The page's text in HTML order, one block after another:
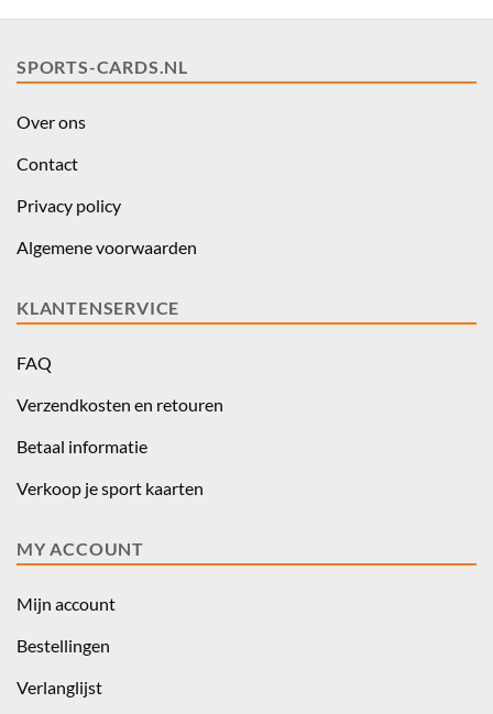
SPORTS-CARDS.NL
Over ons
Contact
Privacy policy
Algemene voorwaarden
KLANTENSERVICE
FAQ
Verzendkosten en retouren
Betaal informatie
Verkoop je sport kaarten
MY ACCOUNT
Mijn account
Bestellingen
Verlanglijst